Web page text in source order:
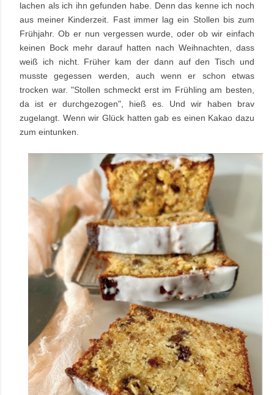
lachen als ich ihn gefunden habe. Denn das kenne ich noch
aus meiner Kinderzeit. Fast immer lag ein Stollen bis zum
Frühjahr. Ob er nun vergessen wurde, oder ob wir einfach
keinen Bock mehr darauf hatten nach Weihnachten, dass
weiß ich nicht. Früher kam der dann auf den Tisch und
musste gegessen werden, auch wenn er schon etwas
trocken war. "Stollen schmeckt erst im Frühling am besten,
da ist er durchgezogen", hieß es. Und wir haben brav
zugelangt. Wenn wir Glück hatten gab es einen Kakao dazu
zum eintunken.